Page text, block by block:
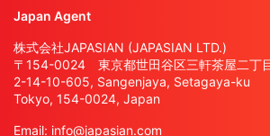
Japan Agent
株式会社JAPASIAN (JAPASIAN LTD.)
〒154-0024 東京都世田谷区三軒茶屋二丁
2-14-10-605, Sangenjaya, Setagaya-ku
Tokyo, 154-0024, Japan
Email: info@japasian.com